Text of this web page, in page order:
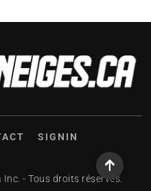
SIGNIN
- Tous droits réservés.